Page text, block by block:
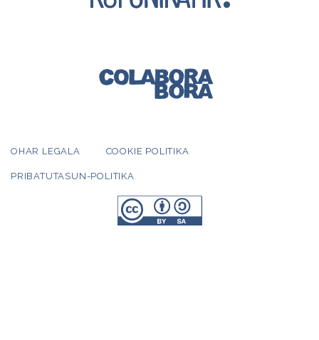
OHAR LEGALA COOKIE POLITIKA
PRIBATUTASUN-POLITIKA